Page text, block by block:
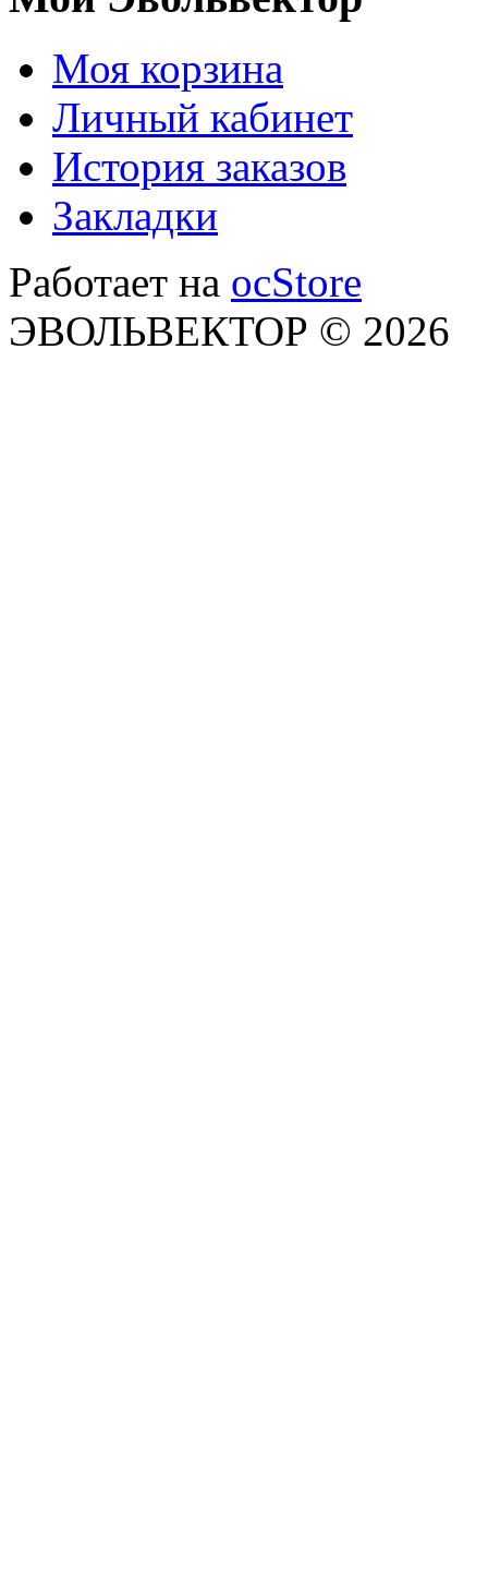
Моя корзина
Личный кабинет
История заказов
Закладки
Работает на ocStore
ЭВОЛЬВЕКТОР © 2026